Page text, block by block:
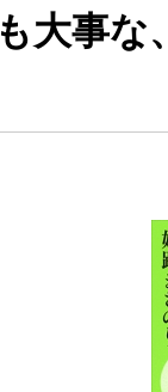
も大事な